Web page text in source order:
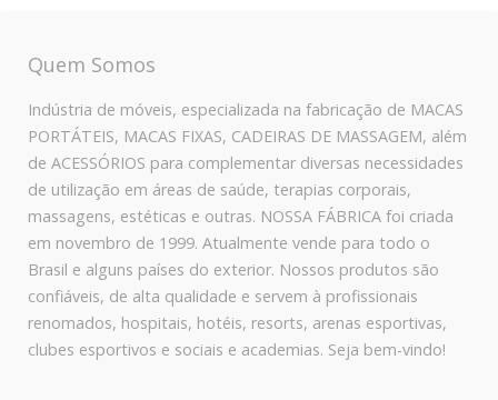
Quem Somos
Indústria de móveis, especializada na fabricação de MACAS
PORTÁTEIS, MACAS FIXAS, CADEIRAS DE MASSAGEM, além
de ACESSÓRIOS para complementar diversas necessidades
de utilização em áreas de saúde, terapias corporais,
massagens, estéticas e outras. NOSSA FÁBRICA foi criada
em novembro de 1999. Atualmente vende para todo o
Brasil e alguns países do exterior. Nossos produtos são
confiáveis, de alta qualidade e servem à profissionais
renomados, hospitais, hotéis, resorts, arenas esportivas,
clubes esportivos e sociais e academias. Seja bem-vindo!